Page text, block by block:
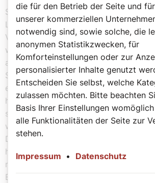
Schwestern und Brüder! Ich bin
Leiden der gegenwärtigen Zeit nichts
Vergleich zu der Herrlichkeit, die an
werden soll. Denn die Schöpfung
auf das Offenbarwerden der Söhne
Schöpfung ist der Nichtigkeit
eigenem Willen, sondern durch den,
hat, auf Hoffnung hin: Denn auch sie,
soll von der Knechtschaft der
werden zur Freiheit und Herrlichkeit
Denn wir wissen, dass die gesamte
heutigen Tag seufzt und in
nicht nur das, sondern auch wir,
Erstlingsgabe den Geist haben, auch
die für den Betrieb der Seite und
unserer kommerziellen
notwendig sind, sowie solche, die
anonymen Statistikzwecken, für
Komforteinstellungen oder zur
personalisierter Inhalte genutzt
Entscheiden Sie selbst, welche
zulassen möchten. Bitte beachten
Basis Ihrer Einstellungen
alle Funktionalitäten der Seite zur
stehen.
Impressum • Datenschutz